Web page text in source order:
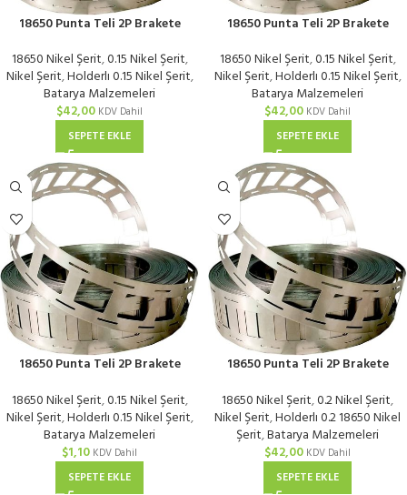
18650 Punta Teli 2P Brakete
18650 Nikel Şerit,0.15 Nikel Şerit,
Nikel Şerit,Holderlı 0.15 Nikel Şerit,
Batarya Malzemeleri
$42,00 KDV Dahil
SEPETE EKLE
18650 Punta Teli 2P Brakete
18650 Nikel Şerit,0.15 Nikel Şerit,
Nikel Şerit,Holderlı 0.15 Nikel Şerit,
Batarya Malzemeleri
$42,00 KDV Dahil
SEPETE EKLE
18650 Punta Teli 2P Brakete
18650 Nikel Şerit,0.15 Nikel Şerit,
Nikel Şerit,Holderlı 0.15 Nikel Şerit,
Batarya Malzemeleri
$1,10 KDV Dahil
SEPETE EKLE
18650 Punta Teli 2P Brakete
18650 Nikel Şerit,0.2 Nikel Şerit,
Nikel Şerit,Holderlı 0.2 18650 Nikel
Şerit,Batarya Malzemeleri
$42,00 KDV Dahil
SEPETE EKLE